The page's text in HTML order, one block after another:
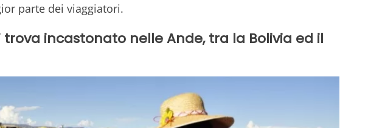
parte dei viaggiatori.
trova incastonato nelle Ande, tra la Bolivia ed il